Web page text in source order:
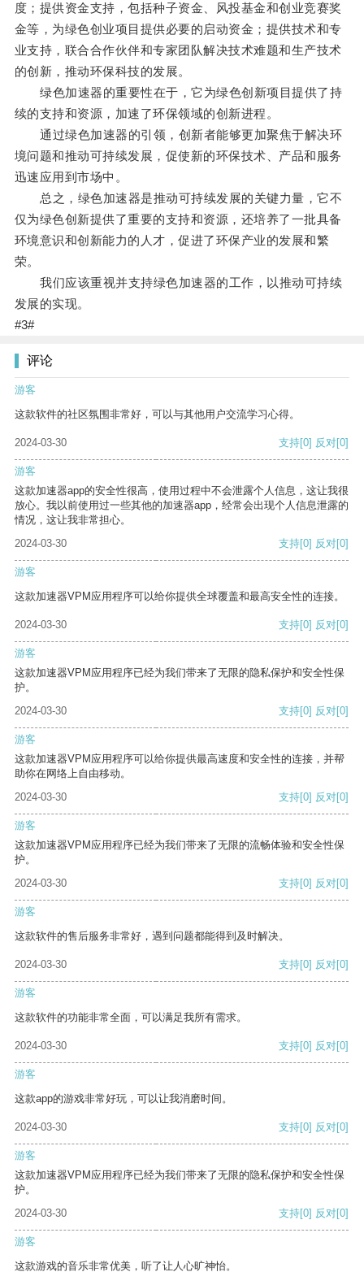
度；提供资金支持，包括种子资金、风投基金和创业竞赛奖
金等，为绿色创业项目提供必要的启动资金；提供技术和专
业支持，联合合作伙伴和专家团队解决技术难题和生产技术
的创新，推动环保科技的发展。
绿色加速器的重要性在于，它为绿色创新项目提供了持
续的支持和资源，加速了环保领域的创新进程。
通过绿色加速器的引领，创新者能够更加聚焦于解决环
境问题和推动可持续发展，促使新的环保技术、产品和服务
迅速应用到市场中。
总之，绿色加速器是推动可持续发展的关键力量，它不
仅为绿色创新提供了重要的支持和资源，还培养了一批具备
环境意识和创新能力的人才，促进了环保产业的发展和繁
荣。
我们应该重视并支持绿色加速器的工作，以推动可持续
发展的实现。
#3#
评论
游客
这款软件的社区氛围非常好，可以与其他用户交流学习心得。
2024-03-30 支持[0] 反对[0]
游客
这款加速器app的安全性很高，使用过程中不会泄露个人信息，这让我很
放心。我以前使用过一些其他的加速器app，经常会出现个人信息泄露的
情况，这让我非常担心。
2024-03-30
支持[0] 反对[0]
游客
这款加速器VPM应用程序可以给你提供全球覆盖和最高安全性的连接。
2024-03-30 支持[0] 反对[0]
游客
这款加速器VPM应用程序已经为我们带来了无限的隐私保护和安全性保
护。
2024-03-30
支持[0] 反对[0]
游客
这款加速器VPM应用程序可以给你提供最高速度和安全性的连接，并帮
助你在网络上自由移动。
2024-03-30
支持[0] 反对[0]
游客
这款加速器VPM应用程序已经为我们带来了无限的流畅体验和安全性保
护。
2024-03-30
支持[0] 反对[0]
游客
这款软件的售后服务非常好，遇到问题都能得到及时解决。
2024-03-30 支持[0] 反对[0]
游客
这款软件的功能非常全面，可以满足我所有需求。
2024-03-30 支持[0] 反对[0]
游客
这款app的游戏非常好玩，可以让我消磨时间。
2024-03-30 支持[0] 反对[0]
游客
这款加速器VPM应用程序已经为我们带来了无限的隐私保护和安全性保
护。
2024-03-30
支持[0] 反对[0]
游客
这款游戏的音乐非常优美，听了让人心旷神怡。